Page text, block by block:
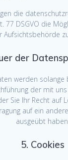
die
77 DSGVO die
Aufsichtsbehörde
der
werden solange
der mit
Sie Ihr Recht auf
auf ein
ausgeübt
5. Cookies